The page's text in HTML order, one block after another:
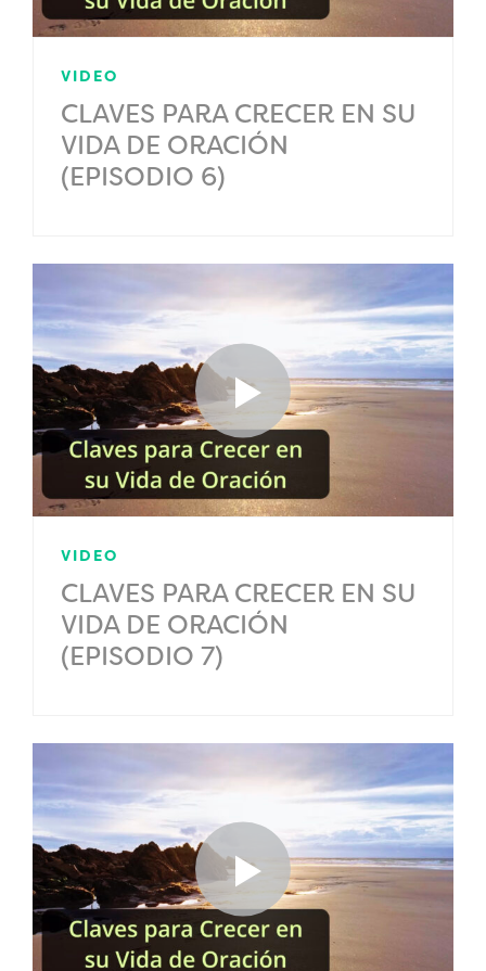
VIDEO
CLAVES PARA CRECER EN SU
VIDA DE ORACIÓN
(EPISODIO 6)
VIDEO
CLAVES PARA CRECER EN SU
VIDA DE ORACIÓN
(EPISODIO 7)